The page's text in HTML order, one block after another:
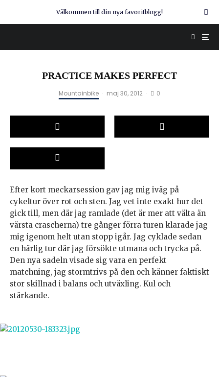
Välkommen till din nya favoritblogg!
PRACTICE MAKES PERFECT
Mountainbike · maj 30, 2012 · 0
Efter kort meckarsession gav jag mig iväg på
cykeltur över rot och sten. Jag vet inte exakt hur det
gick till, men där jag ramlade (det är mer att välta än
värsta crascherna) tre gånger förra turen klarade jag
mig igenom helt utan stopp igår. Jag cyklade sedan
en härlig tur där jag försökte utmana och trycka på.
Den nya sadeln visade sig vara en perfekt
matchning, jag stormtrivs på den och känner faktiskt
stor skillnad i balans och utväxling. Kul och
stärkande.